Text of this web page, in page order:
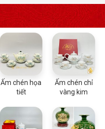
Ấm chén họa
tiết
Ấm chén chỉ
vàng kim